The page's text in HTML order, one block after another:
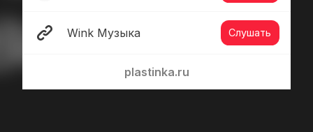
Wink Музыка Слушать
plastinka.ru